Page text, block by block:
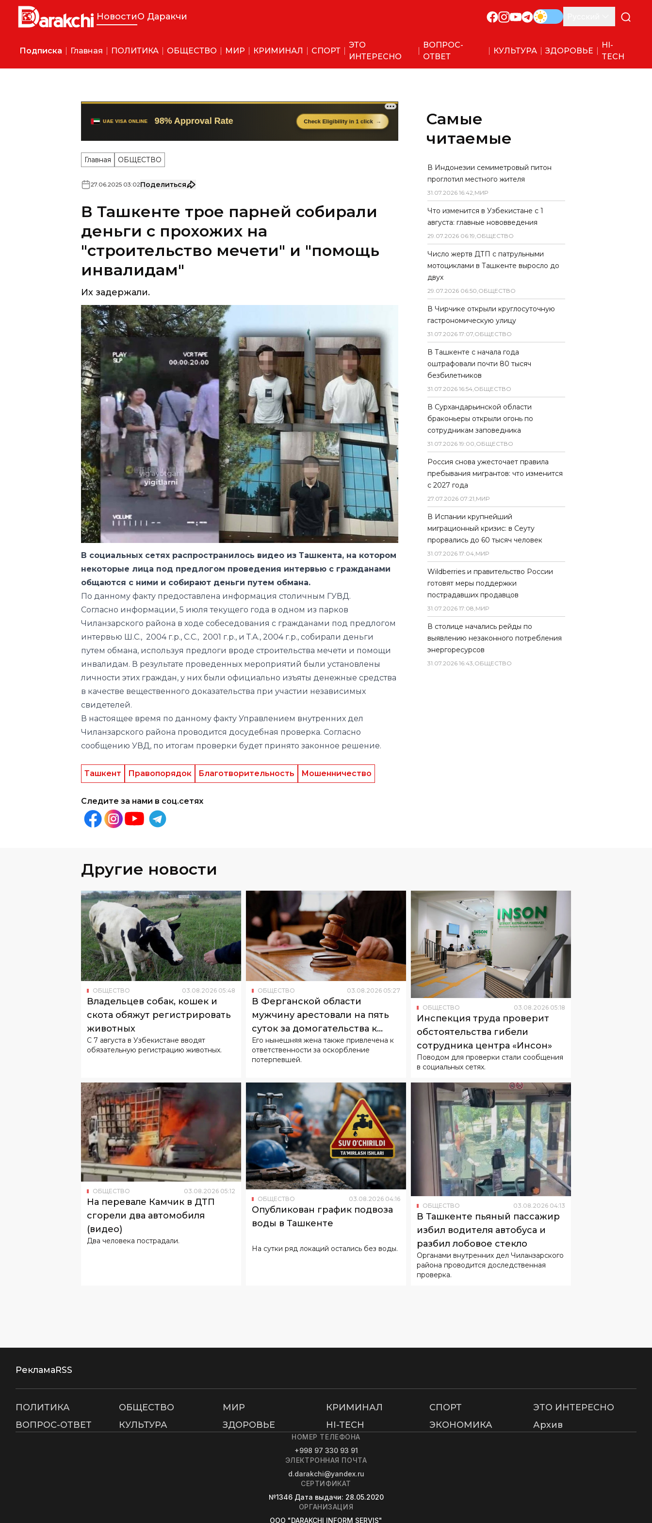
НовостиО Даракчи
Подписка Главная ПОЛИТИКА ОБЩЕСТВО МИР КРИМИНАЛ СПОРТ
ЭТО
ИНТЕРЕСНО
ВОПРОС-
ОТВЕТ
КУЛЬТУРА ЗДОРОВЬЕ
HI-
TECH
Главная ОБЩЕСТВО
В Ташкенте трое парней собирали
деньги с прохожих на
"строительство мечети" и "помощь
инвалидам"
Их задержали.
В социальных сетях распространилось видео из Ташкента, на котором
некоторые лица под предлогом проведения интервью с гражданами
общаются с ними и собирают деньги путем обмана.
По данному факту предоставлена информация столичным ГУВД.
Согласноинформации , 5 июля текущего года в одном из парков
Чиланзарского района в ходе собеседования с гражданами под предлогом
интервью Ш.С., 2004 г.р., С.С., 2001 г.р., и Т.А., 2004 г.р., собирали деньги
путем обмана, используя предлоги вроде строительства мечети и помощи
инвалидам. В результате проведенных мероприятий были установлены
личности этих граждан, у них были официально изъяты денежные средства
в качестве вещественного доказательства при участии независимых
свидетелей.
В настоящее время по данному факту Управлением внутренних дел
Чиланзарского района проводится досудебная проверка. Согласно
сообщению УВД, по итогам проверки будет принято законное решение.
Ташкент Правопорядок Благотворительность Мошенничество
Самые
читаемые
В Индонезии семиметровый питон
проглотил местного жителя
31.07.2026 16:42,МИР
Что изменится в Узбекистане с 1
августа: главные нововведения
29.07.2026 06:19,ОБЩЕСТВО
Число жертв ДТП с патрульными
мотоциклами в Ташкенте выросло до
двух
29.07.2026 06:50,ОБЩЕСТВО
В Чирчике открыли круглосуточную
гастрономическую улицу
31.07.2026 17:07,ОБЩЕСТВО
В Ташкенте с начала года
оштрафовали почти 80 тысяч
безбилетников
31.07.2026 16:54,ОБЩЕСТВО
В Сурхандарьинской области
браконьеры открыли огонь по
сотрудникам заповедника
31.07.2026 19:00,ОБЩЕСТВО
Россия снова ужесточает правила
пребывания мигрантов: что изменится
с 2027 года
27.07.2026 07:21,МИР
В Испании крупнейший
миграционный кризис: в Сеуту
прорвались до 60 тысяч человек
31.07.2026 17:04,МИР
Wildberries и правительство России
готовят меры поддержки
пострадавших продавцов
31.07.2026 17:08,МИР
В столице начались рейды по
выявлению незаконного потребления
энергоресурсов
31.07.2026 16:43,ОБЩЕСТВО
Другие новости
ОБЩЕСТВО 03.08.2026 05 48
Владельцев собак, кошек и
скота обяжут регистрировать
животных
С 7 августа в Узбекистане вводят
обязательную регистрацию животных.
ОБЩЕСТВО 03.08.2026 05:27
В Ферганской области
мужчину арестовали на пять
суток за домогательства к
бывшей супруге
Его нынешняя жена также привлечена к
потерпевшей.
ОБЩЕСТВО 03.08.2026 05
Инспекция труда проверит
обстоятельства гибели
сотрудника центра «Инсон»
Поводом для проверки стали сообщения
в социальных сетях.
ОБЩЕСТВО 03.08 .2026 12
На перевале Камчик в ДТП
сгорели два автомобиля
(видео)
Два человека пострадали.
ОБЩЕСТВО 03.08.2026 04:16
Опубликован график подвоза
воды в Ташкенте
На сутки ряд локаций остались без воды.
ОБЩЕСТВО 03 08.2026 04 13
В Ташкенте пьяный пассажир
избил водителя автобуса и
разбил лобовое стекло
Органами внутренних дел Чиланзарского
района проводится доследственная
проверка.
РекламаRSS
ПОЛИТИКА ОБЩЕСТВО МИР КРИМИНАЛ СПОРТ
ЭТО ИНТЕРЕСНО
ВОПРОС-ОТВЕТ
КУЛЬТУРА ЗДОРОВЬЕ HI-TECH ЭКОНОМИКА Архив
НОМЕР ТЕЛЕФОНА
+998 97 330 93 91
ЭЛЕКТРОННАЯ ПОЧТА
d.darakchi@yandex.ru
СЕРТИФИКАТ
№1346 Дата выдачи: 28.05.2020
ОРГАНИЗАЦИЯ
OOO "DARAKCHI INFORM SERVIS"